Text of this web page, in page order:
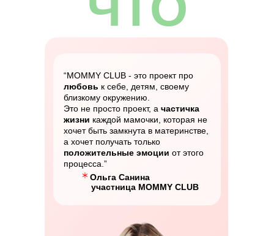
ТЕБЯ
ЖДЁТ
участница MOMMY CLUB
“MOMMY CLUB - это проект про
любовь к себе, детям, своему
близкому окружению.
Это не просто проект, а частичка
жизни каждой мамочки, которая не
хочет быть замкнута в материнстве,
а хочет получать только
положительные эмоции от этого
процесса.”
Ольга Санина